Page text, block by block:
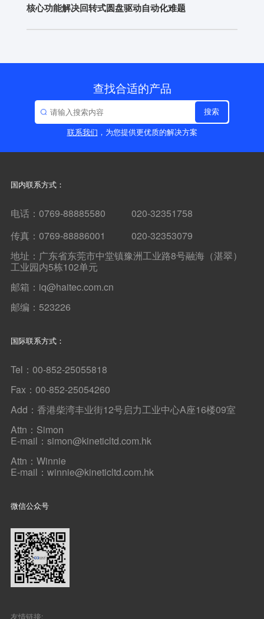
核心功能解决回转式圆盘驱动自动化难题
查找合适的产品
搜索
联系我们 ，为您提供更优质的解决方案
国内联系方式：
电话：0769-88885580 020-32351758
传真：0769-88886001 020-32353079
地址：广东省东莞市中堂镇豫洲工业路8号融海（湛翠）
工业园内5栋102单元
邮箱：iq@haitec.com.cn
邮编：523226
国际联系方式：
Tel：00-852-25055818
Fax：00-852-25054260
Add：香港柴湾丰业街12号启力工业中心A座16楼09室
Attn：Simon
E-mail：simon@kineticltd.com.hk
Attn：Winnie
E-mail：winnie@kineticltd.com.hk
微信公众号